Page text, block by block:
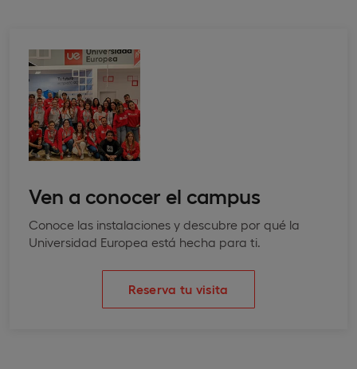
Ven a conocer el campus
Conoce las instalaciones y descubre por qué la
Universidad Europea está hecha para ti.
Reserva tu visita